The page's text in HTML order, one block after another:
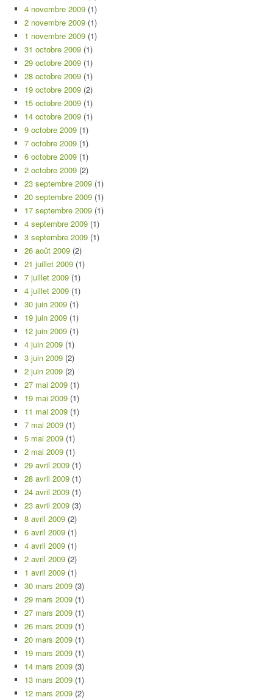
4 novembre 2009 (1)
2 novembre 2009 (1)
1 novembre 2009 (1)
31 octobre 2009 (1)
29 octobre 2009 (1)
28 octobre 2009 (1)
19 octobre 2009 (2)
15 octobre 2009 (1)
14 octobre 2009 (1)
9 octobre 2009 (1)
7 octobre 2009 (1)
6 octobre 2009 (1)
2 octobre 2009 (2)
23 septembre 2009 (1)
20 septembre 2009 (1)
17 septembre 2009 (1)
4 septembre 2009 (1)
3 septembre 2009 (1)
26 août 2009 (2)
21 juillet 2009 (1)
7 juillet 2009 (1)
4 juillet 2009 (1)
30 juin 2009 (1)
19 juin 2009 (1)
12 juin 2009 (1)
4 juin 2009 (1)
3 juin 2009 (2)
2 juin 2009 (2)
27 mai 2009 (1)
19 mai 2009 (1)
11 mai 2009 (1)
7 mai 2009 (1)
5 mai 2009 (1)
2 mai 2009 (1)
29 avril 2009 (1)
28 avril 2009 (1)
24 avril 2009 (1)
23 avril 2009 (3)
8 avril 2009 (2)
6 avril 2009 (1)
4 avril 2009 (1)
2 avril 2009 (2)
1 avril 2009 (1)
30 mars 2009 (3)
29 mars 2009 (1)
27 mars 2009 (1)
26 mars 2009 (1)
20 mars 2009 (1)
19 mars 2009 (1)
14 mars 2009 (3)
13 mars 2009 (1)
12 mars 2009 (2)